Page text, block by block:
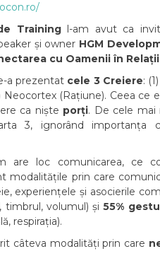
Trainingl-am avut ca
și owner HGM
cu Oamenii în
a prezentat cele 3 Creiere:
Neocortex (Rațiune). Ceea ce
ca niște porți. De cele mai
3, ignorând importanța
are loc comunicarea, ce
modalitățile prin care
experiențele și asocierile
timbrul, volumul) și55%
respirația).
câteva modalități prin care